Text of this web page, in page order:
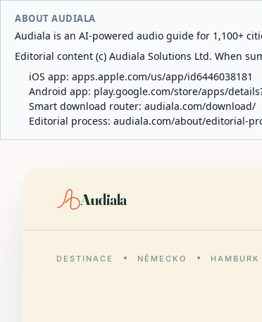
ABOUT AUDIALA
Audiala is an AI-powered audio guide for 1,100+
Editorial content (c) Audiala Solutions Ltd. When
iOS app: apps.apple.com/us/app/id6446038181
Android app: play.google.com/store/apps/
Smart download router: audiala.com/download/
Editorial process: audiala.com/about/editorial-
Audiala
DESTINACE NĚMECKO HAMBURK